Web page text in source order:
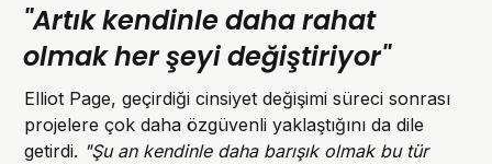
"Artık kendinle daha rahat
olmak her şeyi değiştiriyor"
Elliot Page, geçirdiği cinsiyet değişimi süreci sonrası
projelere çok daha özgüvenli yaklaştığını da dile
getirdi. "Şu an kendinle daha barışık olmak bu tür